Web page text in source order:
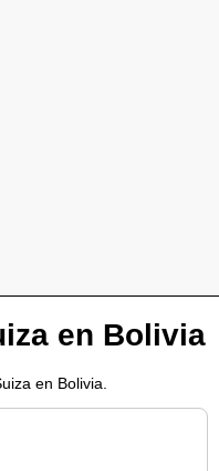
en Bolivia
en Bolivia.